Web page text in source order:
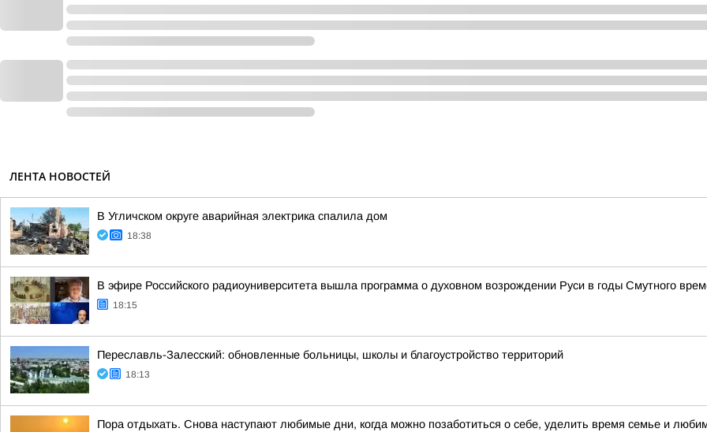
ЛЕНТА НОВОСТЕЙ
В Угличском округе аварийная электрика спалила дом
18:38
В эфире Российского радиоуниверситета вышла программа о духовном возрождении Руси в годы Смутного
18:15
Переславль-Залесский: обновленные больницы, школы и благоустройство территорий
18:13
Пора отдыхать. Снова наступают любимые дни, когда можно позаботиться о себе, уделить время семье и